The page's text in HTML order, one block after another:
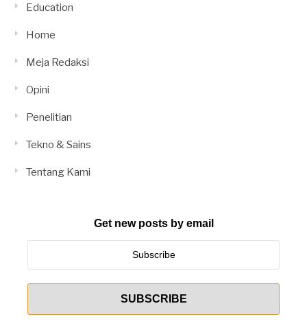
Education
Home
Meja Redaksi
Opini
Penelitian
Tekno & Sains
Tentang Kami
Get new posts by email